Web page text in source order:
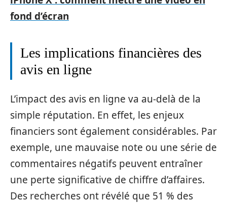
fond d’écran
Les implications financières des
avis en ligne
L’impact des avis en ligne va au-delà de la
simple réputation. En effet, les enjeux
financiers sont également considérables. Par
exemple, une mauvaise note ou une série de
commentaires négatifs peuvent entraîner
une perte significative de chiffre d’affaires.
Des recherches ont révélé que 51 % des